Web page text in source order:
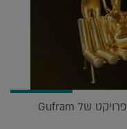
שוב הדיסקו כאן? זה זמן טוב להיזכר בפרויקט של Gufram